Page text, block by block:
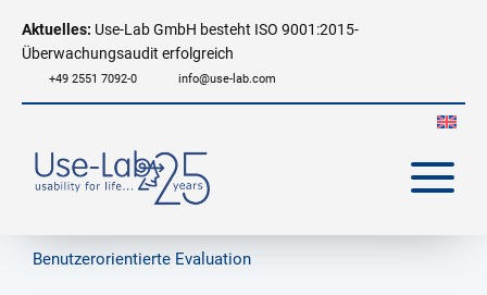
Aktuelles: Use-Lab GmbH besteht ISO 9001:2015-
Überwachungsaudit erfolgreich
+49 2551 7092-0 info@use-lab.com
Benutzerorientierte Evaluation